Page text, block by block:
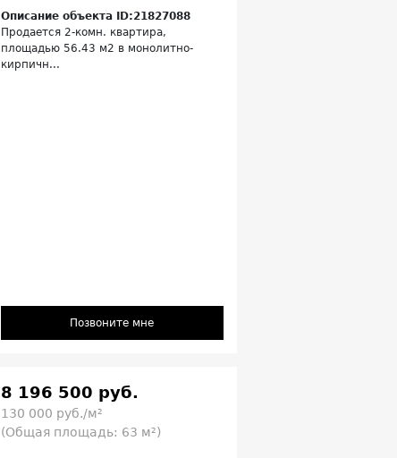
Описание объекта ID:21827088
Продается 2-комн. квартира,
площадью 56.43 м2 в монолитно-
кирпичн...
Позвоните мне
8 196 500 руб.
130 000 руб./м²
(Общая площадь: 63 м²)